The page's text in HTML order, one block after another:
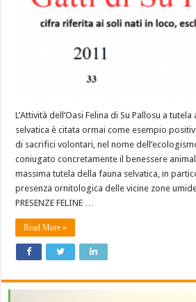
L’Attività dell’Oasi Felina di Su Pallosu a
selvatica è citata ormai come esempio
di sacrifici volontari, nel nome
coniugato concretamente il benessere
massima tutela della fauna selvatica, in
presenza ornitologica delle vicine zone umide.
PRESENZE FELINE …
Read More »